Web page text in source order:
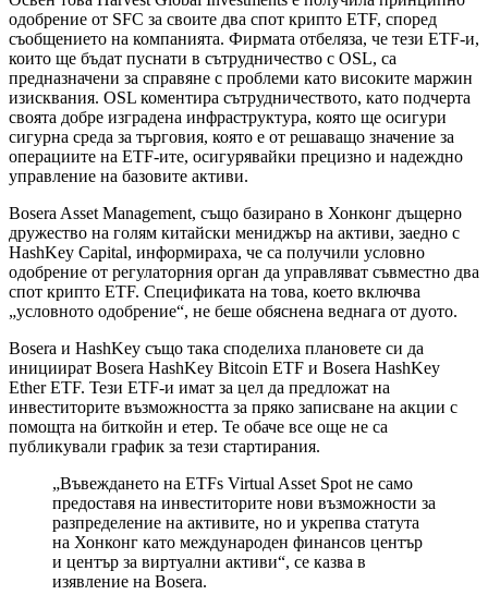
одобрение от SFC за своите два спот крипто ETF, според
съобщението на компанията. Фирмата отбеляза, че тези ETF-и,
които ще бъдат пуснати в сътрудничество с OSL, са
предназначени за справяне с проблеми като високите маржин
изисквания. OSL коментира сътрудничеството, като подчерта
своята добре изградена инфраструктура, която ще осигури
сигурна среда за търговия, която е от решаващо значение за
операциите на ETF-ите, осигурявайки прецизно и надеждно
управление на базовите активи.
Bosera Asset Management, също базирано в Хонконг дъщерно
дружество на голям китайски мениджър на активи, заедно с
HashKey Capital, информираха, че са получили условно
одобрение от регулаторния орган да управляват съвместно два
спот крипто ETF. Спецификата на това, което включва
„условното одобрение“, не беше обяснена веднага от дуото.
Bosera и HashKey също така споделиха плановете си да
инициират Bosera HashKey Bitcoin ETF и Bosera HashKey
Ether ETF. Тези ETF-и имат за цел да предложат на
инвеститорите възможността за пряко записване на акции с
помощта на биткойн и етер. Те обаче все още не са
публикували график за тези стартирания.
„Въвеждането на ETFs Virtual Asset Spot не само
предоставя на инвеститорите нови възможности за
разпределение на активите, но и укрепва статута
на Хонконг като международен финансов център
и център за виртуални активи“, се казва в
изявление на Bosera.